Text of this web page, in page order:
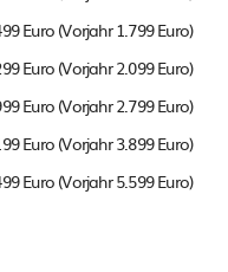
Euro (Vorjahr 1.799 Euro)
Euro (Vorjahr 2.099 Euro)
Euro (Vorjahr 2.799 Euro)
Euro (Vorjahr 3.899 Euro)
Euro (Vorjahr 5.599 Euro)